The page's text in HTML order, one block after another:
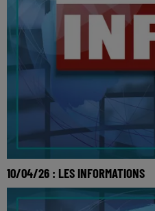
10/04/26 : LES INFORMATIONS